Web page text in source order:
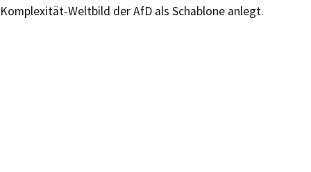
Komplexität-Weltbild der AfD als Schablone anlegt.